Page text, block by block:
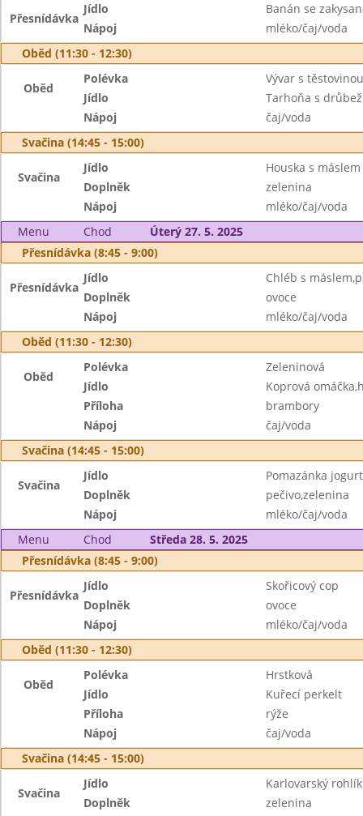
Přesnídávka
Jídlo
Banán se
Nápoj
mléko/čaj/voda
Oběd (11:30 - 12:30)
Oběd
Polévka
Vývar s těstovinou
Jídlo
Tarhoňa s
Nápoj
čaj/voda
Svačina (14:45 - 15:00)
Svačina
Jídlo
Houska s máslem
Doplněk
zelenina
Nápoj
mléko/čaj/voda
Menu
Chod
Úterý 27. 5. 2025
Přesnídávka (8:45 - 9:00)
Přesnídávka
Jídlo
Chléb s
Doplněk
ovoce
Nápoj
mléko/čaj/voda
Oběd (11:30 - 12:30)
Oběd
Polévka
Zeleninová
Jídlo
Koprová
Příloha
brambory
Nápoj
čaj/voda
Svačina (14:45 - 15:00)
Svačina
Jídlo
Pomazánka
Doplněk
pečivo,zelenina
Nápoj
mléko/čaj/voda
Menu
Chod
Středa 28. 5. 2025
Přesnídávka (8:45 - 9:00)
Přesnídávka
Jídlo
Skořicový cop
Doplněk
ovoce
Nápoj
mléko/čaj/voda
Oběd (11:30 - 12:30)
Oběd
Polévka
Hrstková
Jídlo
Kuřecí perkelt
Příloha
rýže
Nápoj
čaj/voda
Svačina (14:45 - 15:00)
Svačina
Jídlo
Karlovarský rohlík
Doplněk
zelenina